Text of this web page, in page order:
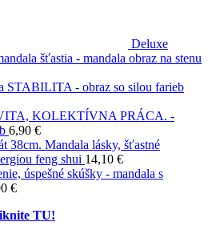
Deluxe
šťastia - mandala obraz na stenu
STABILITA - obraz so silou farieb
KOLEKTÍVNA PRÁCA. -
6,90 €
38cm. Mandala lásky, šťastné
feng shui 14,10 €
úspešné skúšky - mandala s
€
TU!